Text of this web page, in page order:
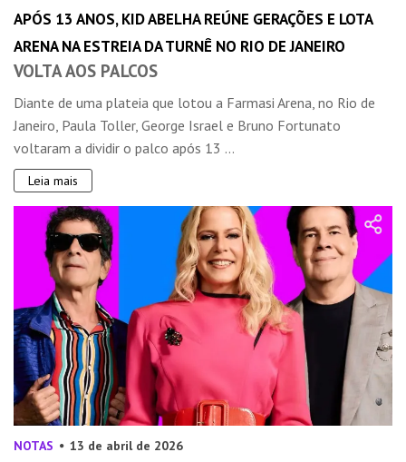
APÓS 13 ANOS, KID ABELHA REÚNE GERAÇÕES E LOTA
ARENA NA ESTREIA DA TURNÊ NO RIO DE JANEIRO
VOLTA AOS PALCOS
Diante de uma plateia que lotou a Farmasi Arena, no Rio de
Janeiro, Paula Toller, George Israel e Bruno Fortunato
voltaram a dividir o palco após 13 ...
Leia mais
NOTAS 13 de abril de 2026